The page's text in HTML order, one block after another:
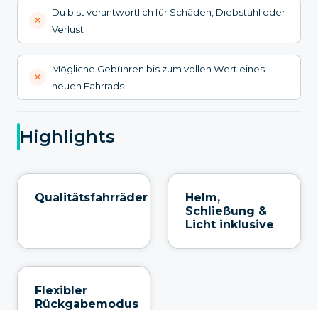
Du bist verantwortlich für Schäden, Diebstahl oder
Verlust
Mögliche Gebühren bis zum vollen Wert eines
neuen Fahrrads
Highlights
Qualitätsfahrräder
Helm,
Schließung &
Licht inklusive
Flexibler
Rückgabemodus